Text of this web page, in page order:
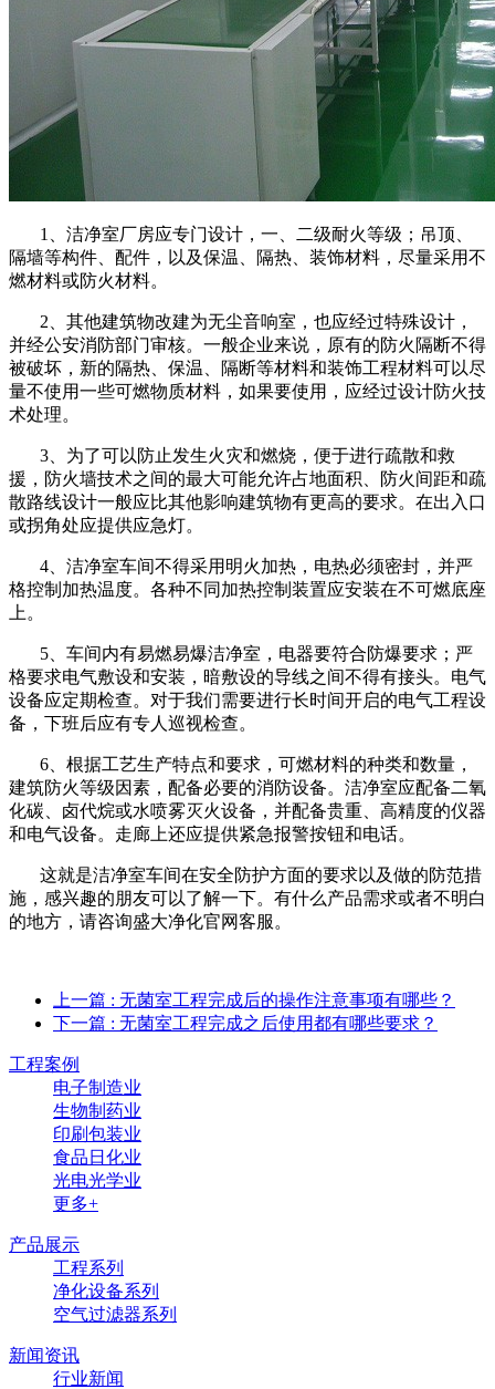
1、洁净室厂房应专门设计，一、二级耐火等级；吊顶、
隔墙等构件、配件，以及保温、隔热、装饰材料，尽量采用不
燃材料或防火材料。
2、其他建筑物改建为无尘音响室，也应经过特殊设计，
并经公安消防部门审核。一般企业来说，原有的防火隔断不得
被破坏，新的隔热、保温、隔断等材料和装饰工程材料可以尽
量不使用一些可燃物质材料，如果要使用，应经过设计防火技
术处理。
3、为了可以防止发生火灾和燃烧，便于进行疏散和救
援，防火墙技术之间的最大可能允许占地面积、防火间距和疏
散路线设计一般应比其他影响建筑物有更高的要求。在出入口
或拐角处应提供应急灯。
4、洁净室车间不得采用明火加热，电热必须密封，并严
格控制加热温度。各种不同加热控制装置应安装在不可燃底座
上。
5、车间内有易燃易爆洁净室，电器要符合防爆要求；严
格要求电气敷设和安装，暗敷设的导线之间不得有接头。电气
设备应定期检查。对于我们需要进行长时间开启的电气工程设
备，下班后应有专人巡视检查。
6、根据工艺生产特点和要求，可燃材料的种类和数量，
建筑防火等级因素，配备必要的消防设备。洁净室应配备二氧
化碳、卤代烷或水喷雾灭火设备，并配备贵重、高精度的仪器
和电气设备。走廊上还应提供紧急报警按钮和电话。
这就是洁净室车间在安全防护方面的要求以及做的防范措
施，感兴趣的朋友可以了解一下。有什么产品需求或者不明白
的地方，请咨询盛大净化官网客服。
上一篇 : 无菌室工程完成后的操作注意事项有哪些？
下一篇 : 无菌室工程完成之后使用都有哪些要求？
工程案例
电子制造业
生物制药业
印刷包装业
食品日化业
光电光学业
更多+
产品展示
工程系列
净化设备系列
空气过滤器系列
新闻资讯
行业新闻